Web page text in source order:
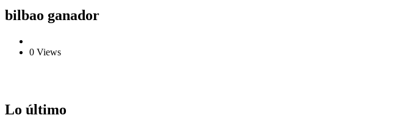
bilbao ganador
0 Views
Lo último